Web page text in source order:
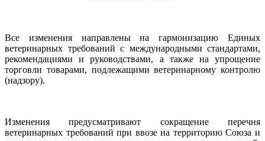
Все изменения направлены на гармонизацию Единых
ветеринарных требований с международными стандартами,
рекомендациями и руководствами, а также на упрощение
торговли товарами, подлежащими ветеринарному контролю
(надзору).
Изменения предусматривают сокращение перечня
ветеринарных требований при ввозе на территорию Союза и